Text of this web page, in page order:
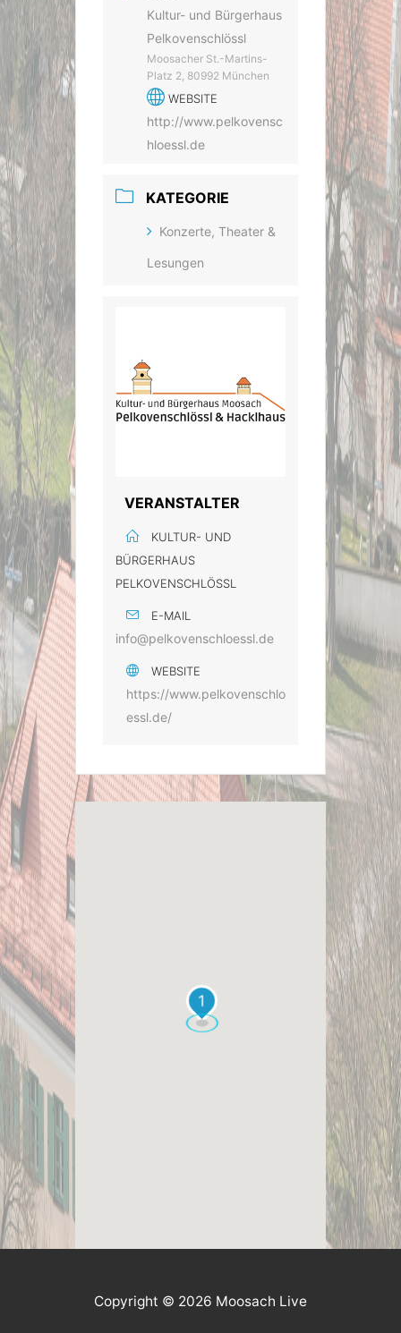
Kultur- und Bürgerhaus
Pelkovenschlössl
Moosacher St.-Martins-
Platz 2, 80992 München
WEBSITE
http://www.pelkovensc
hloessl.de
KATEGORIE
Konzerte, Theater &
Lesungen
VERANSTALTER
KULTUR- UND
BÜRGERHAUS
PELKOVENSCHLÖSSL
E-MAIL
info@pelkovenschloessl.de
WEBSITE
https://www.pelkovenschlo
essl.de/
1
Copyright © 2026 Moosach Live